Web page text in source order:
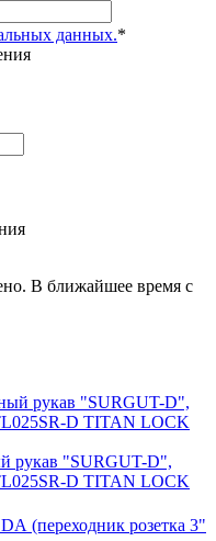
данных.*
В ближайшее время с
рукав "SURGUT-D",
D TITAN LOCK